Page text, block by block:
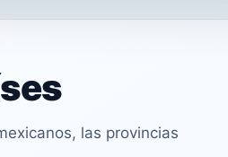
las provincias